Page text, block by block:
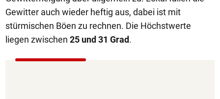
Gewitter auch wieder heftig aus, dabei ist mit
stürmischen Böen zu rechnen. Die Höchstwerte
liegen zwischen 25 und 31 Grad.